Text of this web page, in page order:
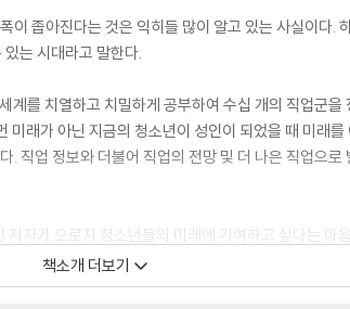
좁아진다는 것은 익히들 많이 알고 있는 사실이다.
는 시대라고 말한다.
를 치열하고 치밀하게 공부하여 수십 개의 직업군을
래가 아닌 지금의 청소년이 성인이 되었을 때 미래
직업 정보와 더불어 직업의 전망 및 더 나은 직업으
자가 오로지 청소년들의 미래에 기여하고 싶다는 마
할 문과의 직업 세계를 전달받은 청소년들이 어른이
책소개 더보기